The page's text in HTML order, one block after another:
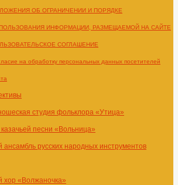
ОБ ОГРАНИЧЕНИИ И ПОРЯДКЕ
ИНФОРМАЦИИ, РАЗМЕЩАЕМОЙ НА САЙТЕ
СОГЛАШЕНИЕ
на обработку персональных данных посетителей
студия фольклора «Утица»
песни «Вольница»
ансамбль русских народных инструментов
хор «Волжаночка»